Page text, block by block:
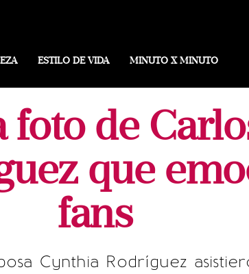
ESTILO DE VIDA MINUTO X MINUTO
de
que
fans
Cynthia Rodríguez